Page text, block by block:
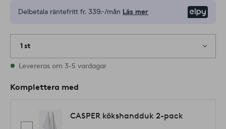
Delbetala räntefritt fr. 339:-/mån Läs mer
1 st
I lager
Levereras om 3-5 vardagar
Komplettera med
CASPER kökshandduk 2-pack